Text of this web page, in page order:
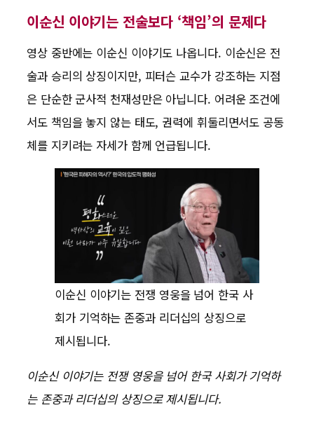
이순신 이야기는 전술보다 ‘책임’의 문제다
영상 중반에는 이순신 이야기도 나옵니다. 이순신은 전
술과 승리의 상징이지만, 피터슨 교수가 강조하는 지점
은 단순한 군사적 천재성만은 아닙니다. 어려운 조건에
서도 책임을 놓지 않는 태도, 권력에 휘둘리면서도 공동
체를 지키려는 자세가 함께 언급됩니다.
이순신 이야기는 전쟁 영웅을 넘어 한국 사
회가 기억하는 존중과 리더십의 상징으로
제시됩니다.
이순신 이야기는 전쟁 영웅을 넘어 한국 사회가 기억하
는 존중과 리더십의 상징으로 제시됩니다.